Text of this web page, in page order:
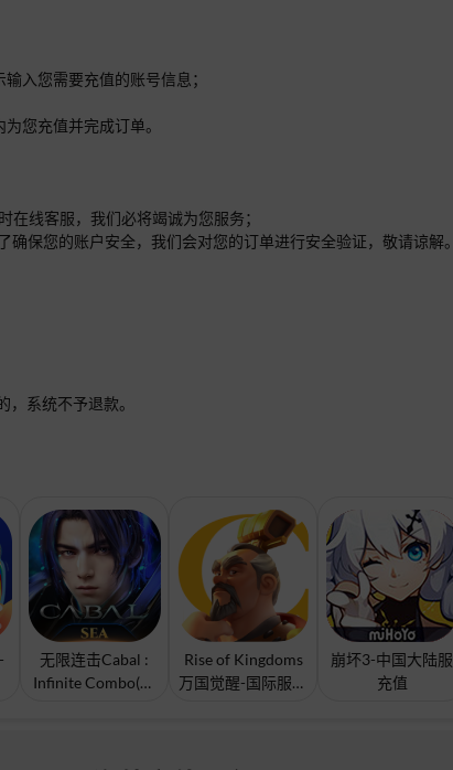
入您需要充值的账号信息；
您充值并完成订单。
线客服，我们必将竭诚为您服务；
保您的账户安全，我们会对您的订单进行安全验证，敬请谅解。
系统不予退款。
无限连击Cabal :
Infinite Combo(东
Rise of Kingdoms
万国觉醒-国际服充
崩坏3-中国大陆服
充值